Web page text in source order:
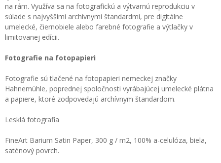
na rám. Využíva sa na fotografickú a výtvarnú reprodukciu v
súlade s najvyššími archívnymi štandardmi, pre digitálne
umelecké, čiernobiele alebo farebné fotografie a výtlačky v
limitovanej edícii.
Fotografie na fotopapieri
Fotografie sú tlačené na fotopapieri nemeckej značky
Hahnemühle, poprednej spoločnosti vyrábajúcej umelecké plátna
a papiere, ktoré zodpovedajú archívnym štandardom.
Lesklá fotografia
FineArt Barium Satin Paper, 300 g / m2, 100% a-celulóza, biela,
saténový povrch.